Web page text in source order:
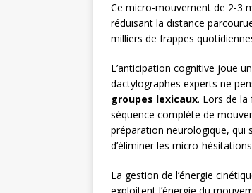
Ce micro-mouvement de 2-3
réduisant la distance
milliers de frappes
L’anticipation cognitive joue
dactylographes experts ne
groupes lexicaux. Lors de la
séquence complète de
préparation neurologique, qui
d’éliminer les micro-
La gestion de l’énergie